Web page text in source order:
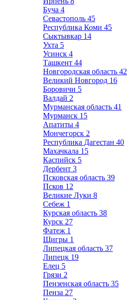
Буча 4
Севастополь 45
Республика Коми 45
Сыктывкар 14
Ухта 5
Усинск 4
Ташкент 44
Новгородская область 42
Великий Новгород 16
Боровичи 5
Валдай 2
Мурманская область 41
Мурманск 15
Апатиты 4
Мончегорск 2
Республика Дагестан 40
Махачкала 15
Каспийск 5
Дербент 3
Псковская область 39
Псков 12
Великие Луки 8
Себеж 1
Курская область 38
Курск 27
Фатеж 1
Щигры 1
Липецкая область 37
Липецк 19
Елец 5
Грязи 2
Пензенская область 35
Пенза 27